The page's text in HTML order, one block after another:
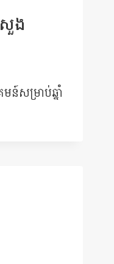
សួង​
ន៍​សម្រាប់​ឆ្នាំ​